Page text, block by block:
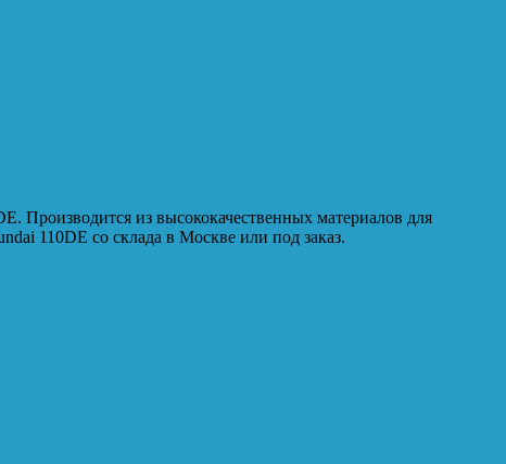
Производится из высококачественных материалов для
110DE со склада в Москве или под заказ.